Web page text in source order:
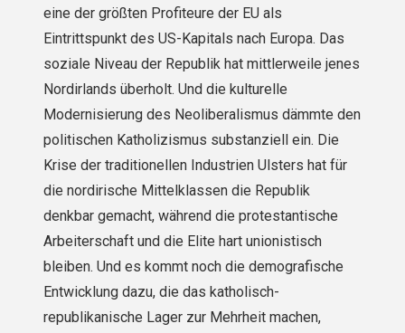
eine der größten Profiteure der EU als
Eintrittspunkt des US-Kapitals nach Europa. Das
soziale Niveau der Republik hat mittlerweile jenes
Nordirlands überholt. Und die kulturelle
Modernisierung des Neoliberalismus dämmte den
politischen Katholizismus substanziell ein. Die
Krise der traditionellen Industrien Ulsters hat für
die nordirische Mittelklassen die Republik
denkbar gemacht, während die protestantische
Arbeiterschaft und die Elite hart unionistisch
bleiben. Und es kommt noch die demografische
Entwicklung dazu, die das katholisch-
republikanische Lager zur Mehrheit machen,